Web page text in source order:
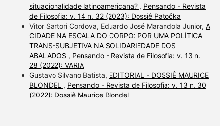
situacionalidade latinoamericana? , Pensando - Revista
de Filosofia: v. 14 n. 32 (2023): Dossiê Patočka
Vitor Sartori Cordova, Eduardo José Marandola Junior, A
CIDADE NA ESCALA DO CORPO: POR UMA POLÍTICA
TRANS-SUBJETIVA NA SOLIDARIEDADE DOS
ABALADOS , Pensando - Revista de Filosofia: v. 13 n.
28 (2022): VARIA
Gustavo Silvano Batista, EDITORIAL - DOSSIÊ MAURICE
BLONDEL , Pensando - Revista de Filosofia: v. 13 n. 30
(2022): Dossiê Maurice Blondel